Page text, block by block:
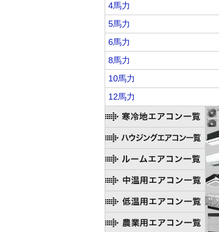
4馬力
5馬力
6馬力
8馬力
10馬力
12馬力